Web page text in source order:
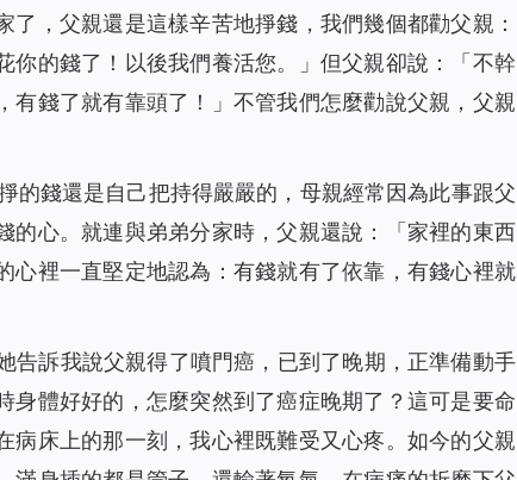
，父親還是這樣辛苦地掙錢，我們幾個都勸父親：
你的錢了！以後我們養活您。」但父親卻說：「不幹
錢了就有靠頭了！」不管我們怎麼勸說父親，父親
的錢還是自己把持得嚴嚴的，母親經常因為此事跟父
的心。就連與弟弟分家時，父親還說：「家裡的東西
心裡一直堅定地認為：有錢就有了依靠，有錢心裡就
告訴我說父親得了噴門癌，已到了晚期，正準備動手
體好好的，怎麼突然到了癌症晚期了？這可是要命
病床上的那一刻，我心裡既難受又心疼。如今的父親